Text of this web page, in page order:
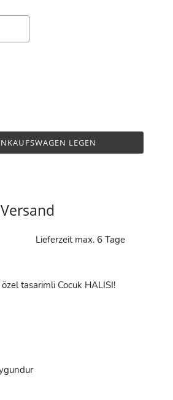
LEGEN
Lieferzeit max. 6 Tage
tasarimli Cocuk HALISI!